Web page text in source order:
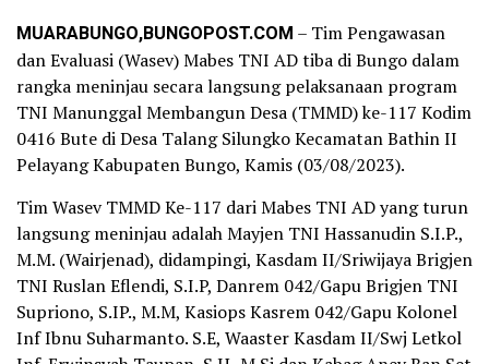
MUARABUNGO,BUNGOPOST.COM – Tim Pengawasan
dan Evaluasi (Wasev) Mabes TNI AD tiba di Bungo dalam
rangka meninjau secara langsung pelaksanaan program
TNI Manunggal Membangun Desa (TMMD) ke-117 Kodim
0416 Bute di Desa Talang Silungko Kecamatan Bathin II
Pelayang Kabupaten Bungo, Kamis (03/08/2023).
Tim Wasev TMMD Ke-117 dari Mabes TNI AD yang turun
langsung meninjau adalah Mayjen TNI Hassanudin S.I.P.,
M.M. (Wairjenad), didampingi, Kasdam II/Sriwijaya Brigjen
TNI Ruslan Eflendi, S.I.P, Danrem 042/Gapu Brigjen TNI
Supriono, S.IP., M.M, Kasiops Kasrem 042/Gapu Kolonel
Inf Ibnu Suharmanto. S.E, Waaster Kasdam II/Swj Letkol